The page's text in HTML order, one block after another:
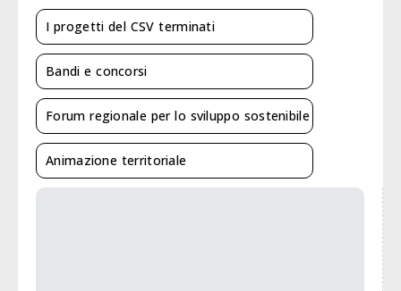
I progetti del CSV terminati
Bandi e concorsi
Forum regionale per lo sviluppo sostenibile
Animazione territoriale